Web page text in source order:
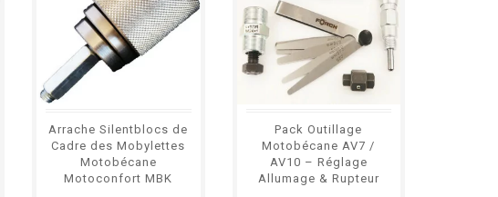
Arrache Silentblocs de
Cadre des Mobylettes
Motobécane
Motoconfort MBK
Pack Outillage
Motobécane AV7 /
AV10 – Réglage
Allumage & Rupteur